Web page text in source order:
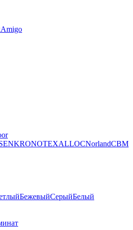
Amigo
KRONOTEXALLOCNorlandCBM
БежевыйСерыйБелый